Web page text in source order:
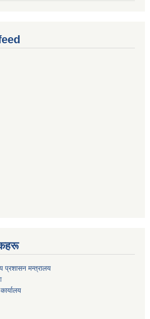
प्रशासन मन्त्रालय